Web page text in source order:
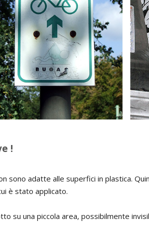
!
sono adatte alle superfici in plastica.
è stato applicato.
su una piccola area, possibilmente